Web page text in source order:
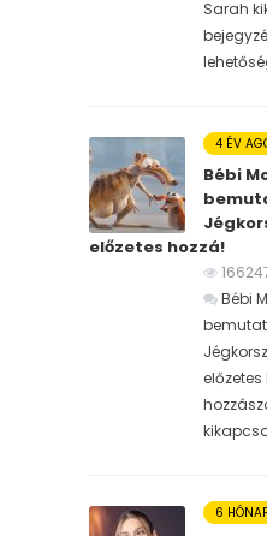
Sarah
4 ÉV
Bébi
előzetes hozzá!
Bébi
6